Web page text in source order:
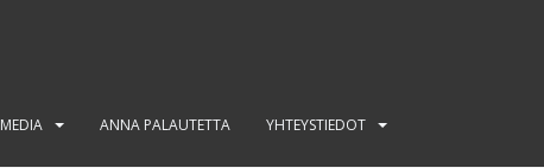
MEDIA ANNA PALAUTETTA YHTEYSTIEDOT